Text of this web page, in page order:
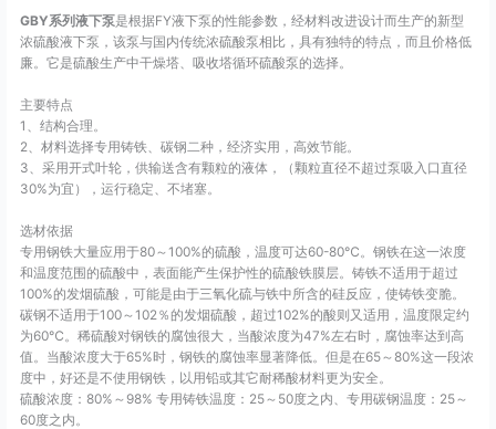
GBY系列液下泵是根据FY液下泵的性能参数，经材料改进设计而生产的新型
浓硫酸液下泵，该泵与国内传统浓硫酸泵相比，具有独特的特点，而且价格低
廉。它是硫酸生产中干燥塔、吸收塔循环硫酸泵的选择。
主要特点
1、结构合理。
2、材料选择专用铸铁、碳钢二种，经济实用，高效节能。
3、采用开式叶轮，供输送含有颗粒的液体，（颗粒直径不超过泵吸入口直径
30%为宜），运行稳定、不堵塞。
选材依据
专用钢铁大量应用于80～100%的硫酸，温度可达60-80℃。钢铁在这一浓度
和温度范围的硫酸中，表面能产生保护性的硫酸铁膜层。铸铁不适用于超过
100%的发烟硫酸，可能是由于三氧化硫与铁中所含的硅反应，使铸铁变脆。
碳钢不适用于100～102％的发烟硫酸，超过102%的酸则又适用，温度限定约
为60℃。稀硫酸对钢铁的腐蚀很大，当酸浓度为47%左右时，腐蚀率达到高
值。当酸浓度大于65%时，钢铁的腐蚀率显著降低。但是在65～80%这一段浓
度中，好还是不使用钢铁，以用铅或其它耐稀酸材料更为安全。
硫酸浓度：80%～98% 专用铸铁温度：25～50度之内、专用碳钢温度：25～
60度之内。